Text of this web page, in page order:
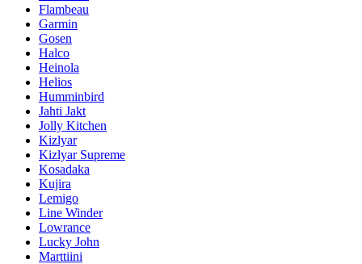
Flambeau
Garmin
Gosen
Halco
Heinola
Helios
Humminbird
Jahti Jakt
Jolly Kitchen
Kizlyar
Kizlyar Supreme
Kosadaka
Kujira
Lemigo
Line Winder
Lowrance
Lucky John
Marttiini